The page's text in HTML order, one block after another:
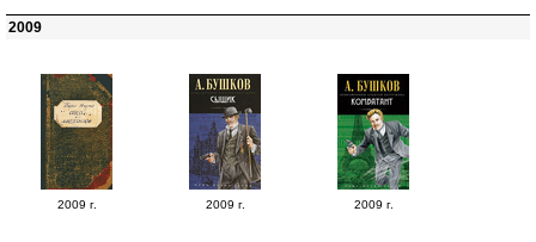
2009
2009 г. 2009 г. 2009 г.